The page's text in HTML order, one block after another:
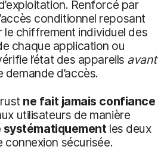
Renforcé par
conditionnel reposant
le chiffrement individuel des
chaque application ou
l’état des appareils avant
d’accès.
ne fait jamais confiance
utilisateurs de manière
les deux
connexion sécurisée.